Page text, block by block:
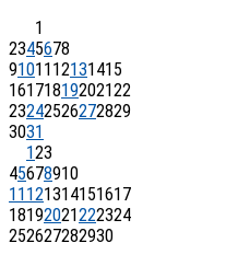
1
2345678
91011 12131415
16171819202122
23242526272829
3031
123
45678910
11 121314151617
18192021222324
252627282930